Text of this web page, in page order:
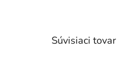
Súvisiaci tovar